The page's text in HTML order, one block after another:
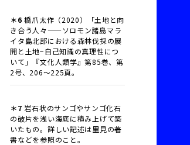
＊6 橋爪太作（2020）「土地と向
き合う人々——ソロモン諸島マラ
イタ島北部における森林伐採の展
開と土地−自己知識の真理性につ
いて」『文化人類学』第85巻、第
2号、206〜225頁。
＊7 岩石状のサンゴやサンゴ化石
の破片を浅い海底に積み上げて築
いたもの。詳しい記述は里見の著
書などを参照のこと。